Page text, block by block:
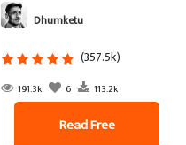
Dhumketu
(357.5k)
191.3k 6 113.2k
Read Free